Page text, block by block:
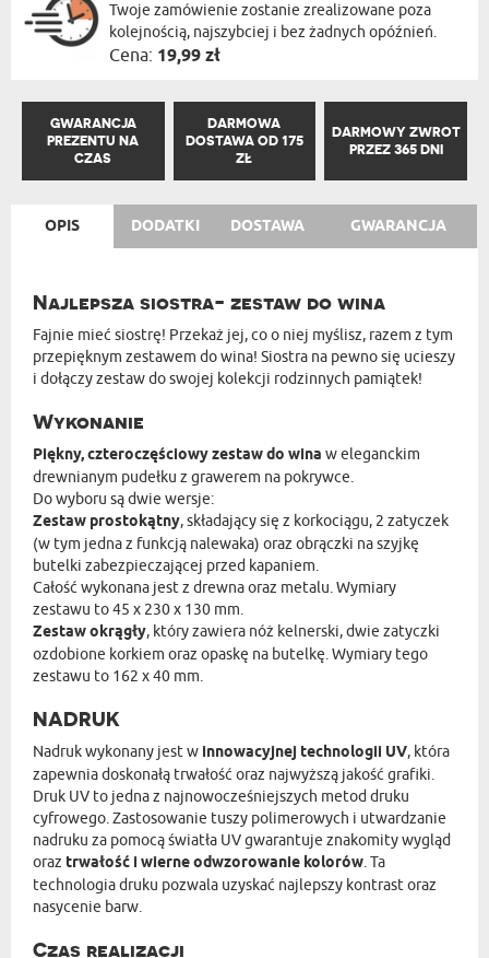
Twoje zamówienie zostanie zrealizowane poza
kolejnością, najszybciej i bez żadnych opóźnień.
Cena: 19,99 zł
GWARANCJA
PREZENTU NA
CZAS
DARMOWA
DOSTAWA OD 175
ZŁ
DARMOWY ZWROT
PRZEZ 365 DNI
OPIS DODATKI DOSTAWA GWARANCJA
Najlepsza siostra- zestaw do wina
Fajnie mieć siostrę! Przekaż jej, co o niej myślisz, razem z tym
przepięknym zestawem do wina! Siostra na pewno się ucieszy
i dołączy zestaw do swojej kolekcji rodzinnych pamiątek!
Wykonanie
Piękny, czteroczęściowy zestaw do wina w eleganckim
drewnianym pudełku z grawerem na pokrywce.
Do wyboru są dwie wersje:
Zestaw prostokątny, składający się z korkociągu, 2 zatyczek
(w tym jedna z funkcją nalewaka) oraz obrączki na szyjkę
butelki zabezpieczającej przed kapaniem.
Całość wykonana jest z drewna oraz metalu. Wymiary
zestawu to 45 x 230 x 130 mm.
Zestaw okrągły, który zawiera nóż kelnerski, dwie zatyczki
ozdobione korkiem oraz opaskę na butelkę. Wymiary tego
zestawu to 162 x 40 mm.
NADRUK
Nadruk wykonany jest w innowacyjnej technologii UV, która
zapewnia doskonałą trwałość oraz najwyższą jakość grafiki.
Druk UV to jedna z najnowocześniejszych metod druku
cyfrowego. Zastosowanie tuszy polimerowych i utwardzanie
nadruku za pomocą światła UV gwarantuje znakomity wygląd
oraz trwałość i wierne odwzorowanie kolorów. Ta
technologia druku pozwala uzyskać najlepszy kontrast oraz
nasycenie barw.
Czas realizacji